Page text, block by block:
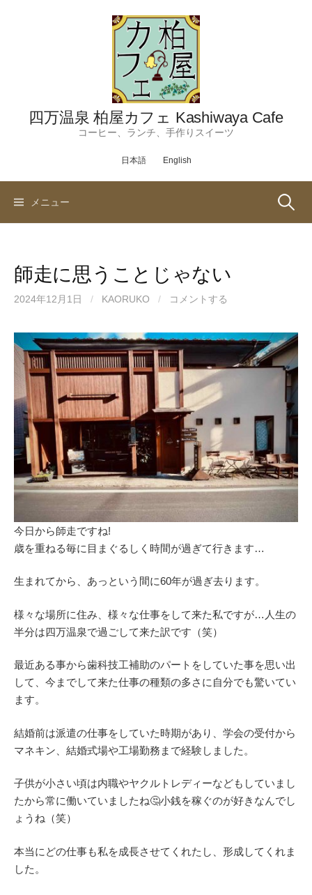
四万温泉 柏屋カフェ Kashiwaya Cafe
コーヒー、ランチ、手作りスイーツ
日本語 English
メニュー 検
師走に思うことじゃない
2024年12月1日 / KAORUKO / コメントする
今日から師走ですね!
歳を重ねる毎に目まぐるしく時間が過ぎて行きます…
生まれてから、あっという間に60年が過ぎ去ります。
様々な場所に住み、様々な仕事をして来た私ですが…人生の
半分は四万温泉で過ごして来た訳です（笑）
最近ある事から歯科技工補助のパートをしていた事を思い出
して、今までして来た仕事の種類の多さに自分でも驚いてい
ます。
結婚前は派遣の仕事をしていた時期があり、学会の受付から
マネキン、結婚式場や工場勤務まで経験しました。
子供が小さい頃は内職やヤクルトレディーなどもしていまし
たから常に働いていましたね🤔小銭を稼ぐのが好きなんでし
ょうね（笑）
本当にどの仕事も私を成長させてくれたし、形成してくれま
した。